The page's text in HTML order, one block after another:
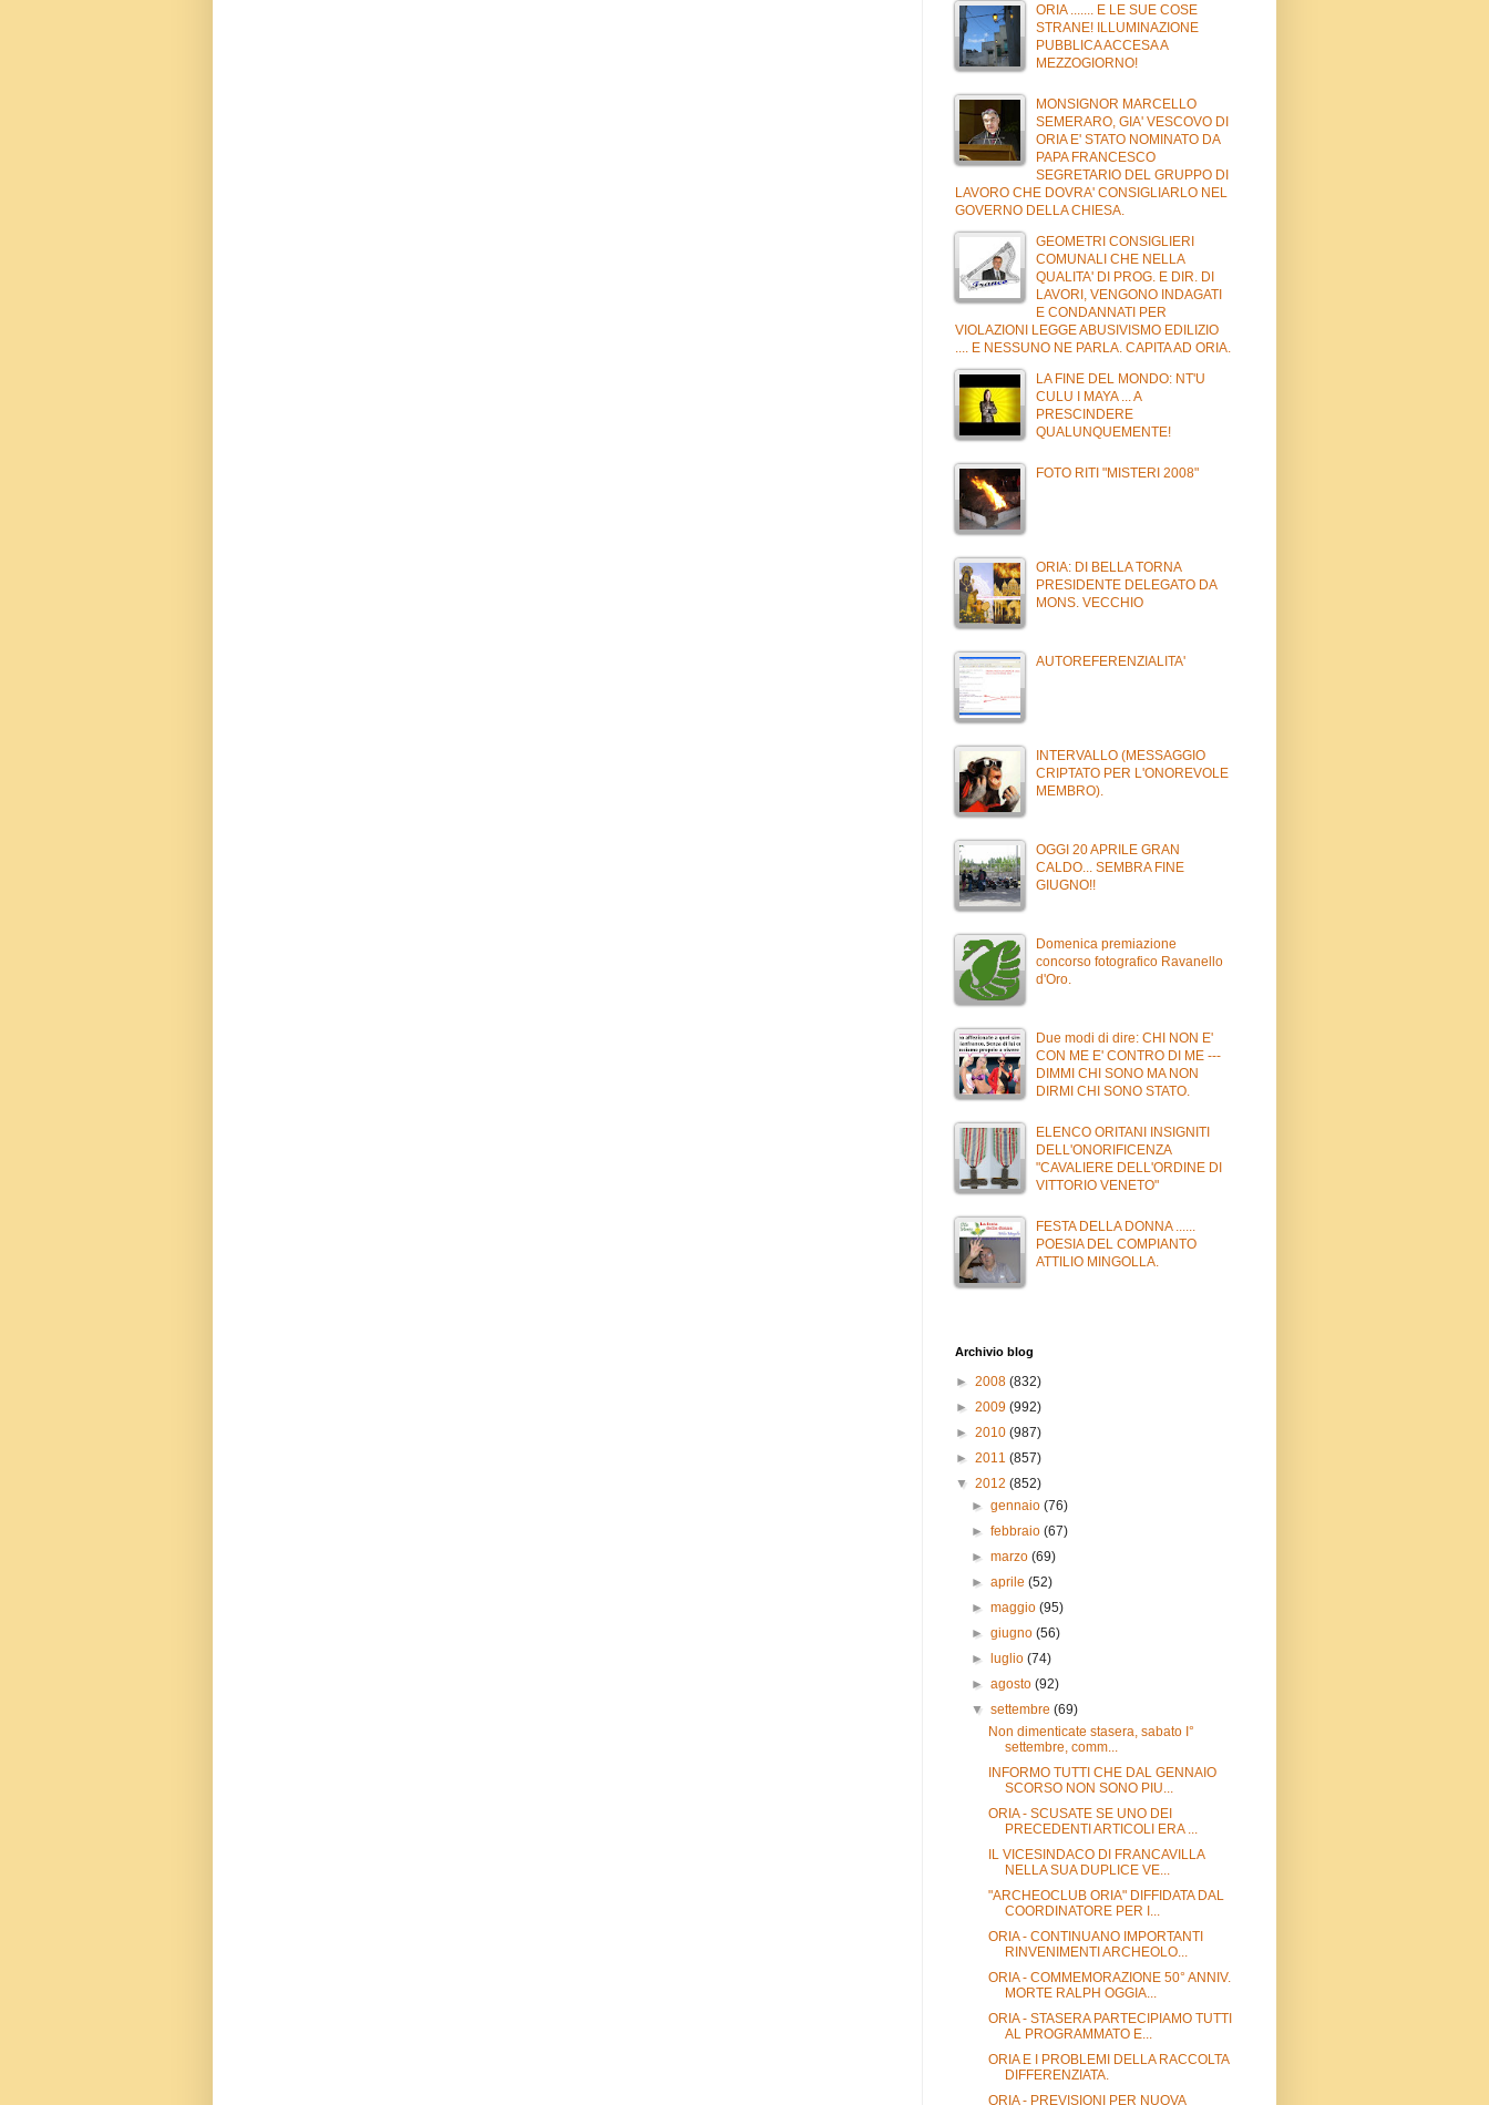
ORIA ....... E LE SUE COSE
STRANE! ILLUMINAZIONE
PUBBLICA ACCESA A
MEZZOGIORNO!
MONSIGNOR MARCELLO
SEMERARO, GIA' VESCOVO DI
ORIA E' STATO NOMINATO DA
PAPA FRANCESCO
SEGRETARIO DEL GRUPPO DI
LAVORO CHE DOVRA' CONSIGLIARLO NEL
GOVERNO DELLA CHIESA.
GEOMETRI CONSIGLIERI
COMUNALI CHE NELLA
QUALITA' DI PROG. E DIR. DI
LAVORI, VENGONO INDAGATI
E CONDANNATI PER
VIOLAZIONI LEGGE ABUSIVISMO EDILIZIO
.... E NESSUNO NE PARLA. CAPITA AD ORIA.
LA FINE DEL MONDO: NT'U
CULU I MAYA ... A
PRESCINDERE
QUALUNQUEMENTE!
FOTO RITI "MISTERI 2008"
ORIA: DI BELLA TORNA
PRESIDENTE DELEGATO DA
MONS. VECCHIO
AUTOREFERENZIALITA'
INTERVALLO (MESSAGGIO
CRIPTATO PER L'ONOREVOLE
MEMBRO).
OGGI 20 APRILE GRAN
CALDO... SEMBRA FINE
GIUGNO!!
Domenica premiazione
concorso fotografico Ravanello
d'Oro.
Due modi di dire: CHI NON E'
CON ME E' CONTRO DI ME ---
DIMMI CHI SONO MA NON
DIRMI CHI SONO STATO.
ELENCO ORITANI INSIGNITI
DELL'ONORIFICENZA
"CAVALIERE DELL'ORDINE DI
VITTORIO VENETO"
FESTA DELLA DONNA ......
POESIA DEL COMPIANTO
ATTILIO MINGOLLA.
Archivio blog
► 2008 (832)
► 2009 (992)
► 2010 (987)
► 2011 (857)
▼ 2012 (852)
►gennaio(76)
►febbraio(67)
►marzo(69)
►aprile(52)
►maggio(95)
►giugno(56)
►luglio(74)
►agosto(92)
▼settembre(69)
Non dimenticate stasera, sabato I°
settembre, comm...
INFORMO TUTTI CHE DAL GENNAIO
SCORSO NON SONO PIU...
ORIA - SCUSATE SE UNO DEI
PRECEDENTI ARTICOLI ERA ...
IL VICESINDACO DI FRANCAVILLA
NELLA SUA DUPLICE VE...
"ARCHEOCLUB ORIA" DIFFIDATA DAL
COORDINATORE PER I...
ORIA - CONTINUANO IMPORTANTI
RINVENIMENTI ARCHEOLO...
ORIA - COMMEMORAZIONE 50° ANNIV.
MORTE RALPH OGGIA...
ORIA - STASERA PARTECIPIAMO TUTTI
AL PROGRAMMATO E...
ORIA E I PROBLEMI DELLA RACCOLTA
DIFFERENZIATA.
ORIA - PREVISIONI PER NUOVA